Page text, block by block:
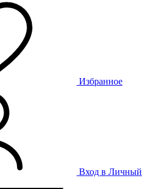
Избранное
Вход в Личный